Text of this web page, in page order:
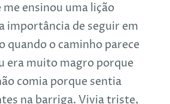
ensinou uma lição
importância de seguir em
quando o caminho parece
era muito magro porque
comia porque sentia
na barriga. Vivia triste,